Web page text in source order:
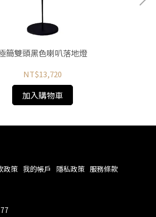
簡雙頭黑色喇叭落地燈
NT$13,720
加入購物車
政策 我的帳戶 隱私政策 服務條款